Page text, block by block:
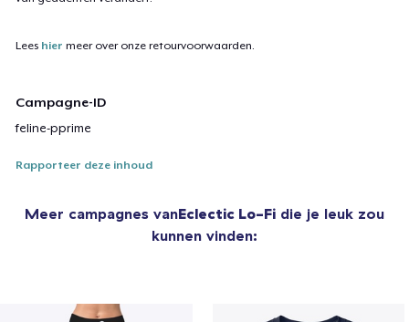
Lees hier meer over onze retourvoorwaarden.
Campagne-ID
feline-pprime
Rapporteer deze inhoud
Meer campagnes vanEclectic Lo-Fi die je leuk zou
kunnen vinden: